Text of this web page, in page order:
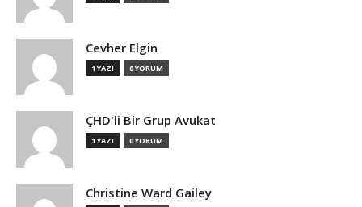
Cevher Elgin
1 YAZI 0 YORUM
ÇHD'li Bir Grup Avukat
1 YAZI 0 YORUM
Christine Ward Gailey